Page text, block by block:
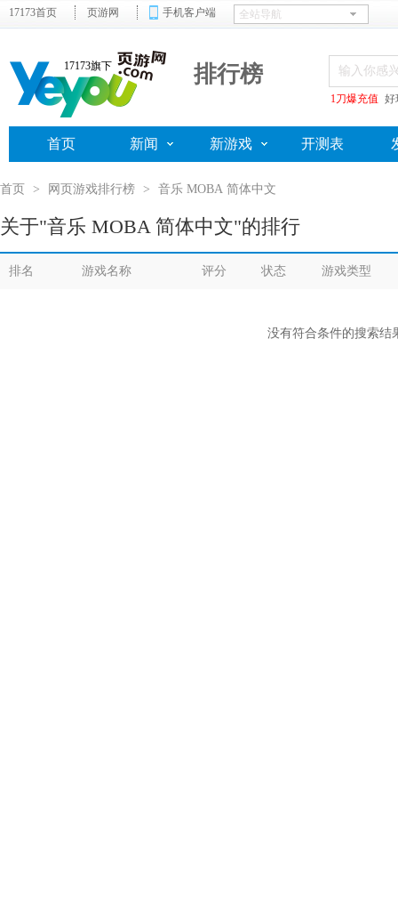
17173首页 页游网 手机客户端
17173旗下 排行榜
1刀爆充值 好
首页 新闻 新游戏 开测表
首页 > 网页游戏排行榜 > 音乐 MOBA 简体中文
关于"音乐 MOBA 简体中文"的排行
排名 游戏名称 评分 状态 游戏类型
没有符合条件的搜索结